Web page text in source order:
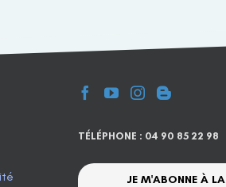
TÉLÉPHONE : 04 90 85 22 98
JE M'ABONNE À LA